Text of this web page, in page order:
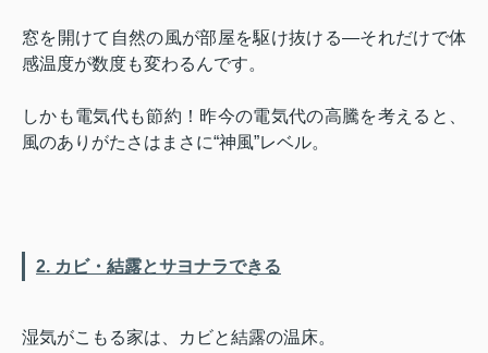
窓を開けて自然の風が部屋を駆け抜ける―それだけで体
感温度が数度も変わるんです。
しかも電気代も節約！昨今の電気代の高騰を考えると、
風のありがたさはまさに“神風”レベル。
2. カビ・結露とサヨナラできる
湿気がこもる家は、カビと結露の温床。